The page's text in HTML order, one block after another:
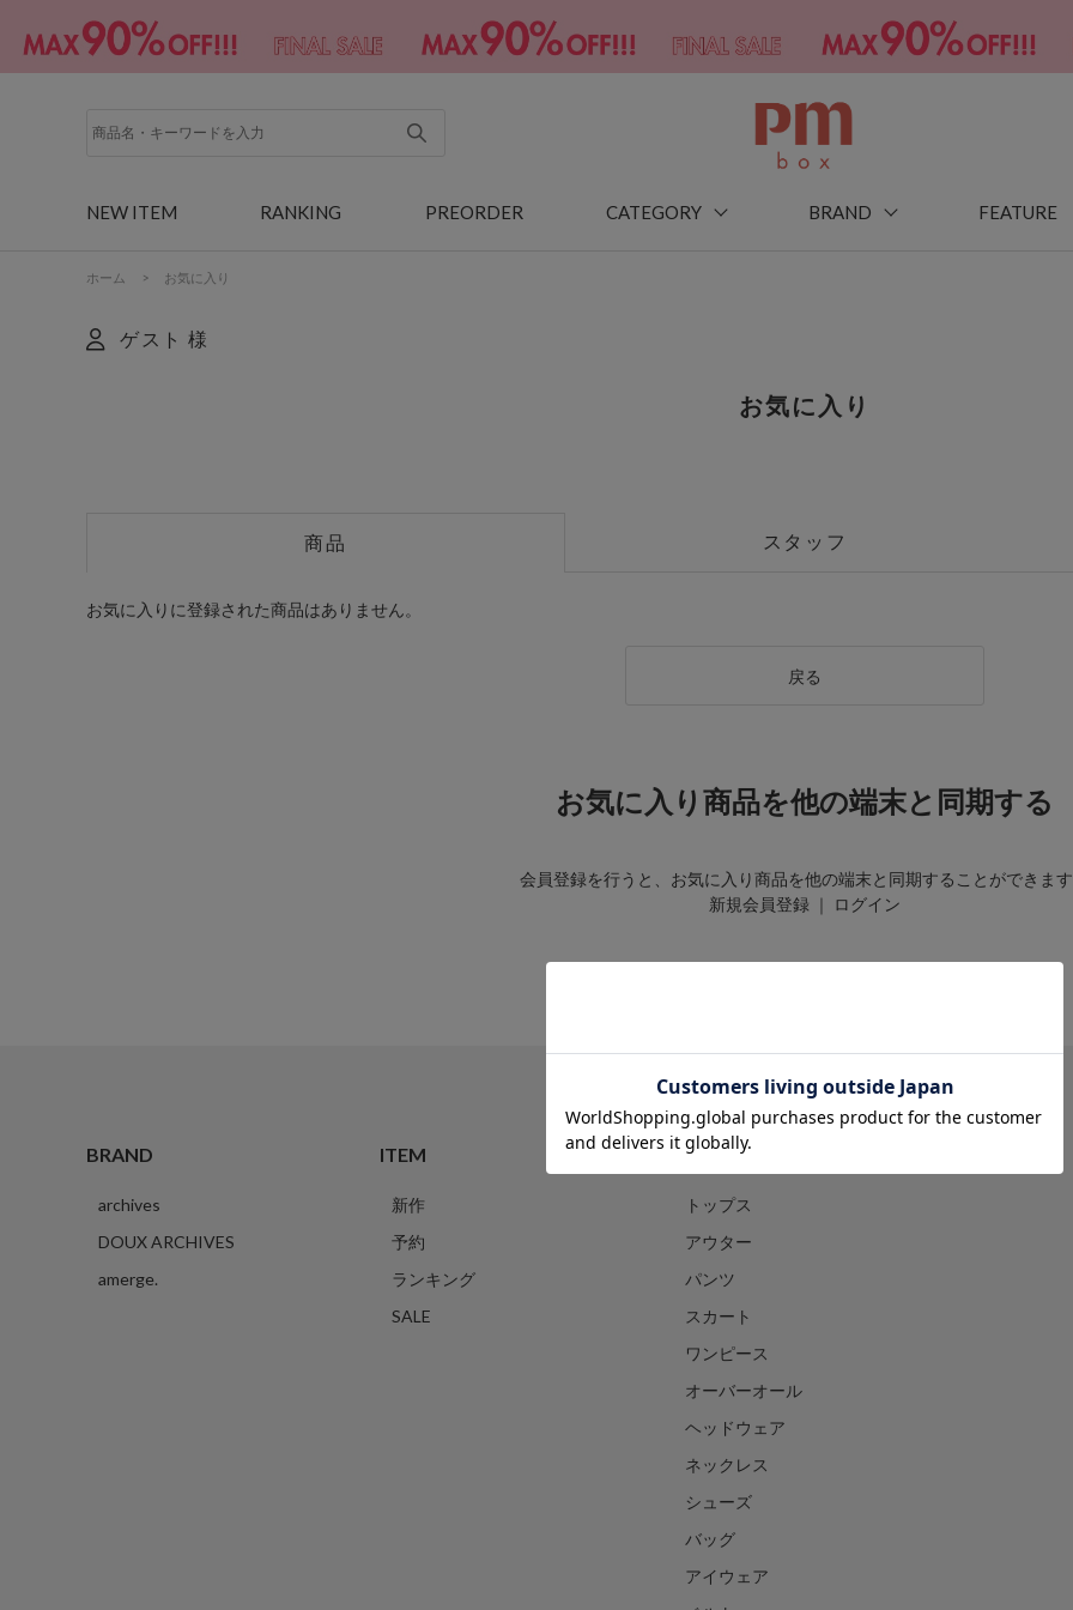
NEW ITEM RANKING PREORDER CATEGORY BRAND FEATURE
ホーム > お気に入り
ゲスト 様
お気に入り
商品 スタッフ
お気に入りに登録された商品はありません。
戻る
お気に入り商品を他の端末と同期する
会員登録を行うと、お気に入り商品を他の端末と同期することができます
新規会員登録 ｜ ログイン
BRAND
archives
DOUX ARCHIVES
amerge.
ITEM
新作
予約
ランキング
SALE
CATEGORY
トップス
アウター
パンツ
スカート
ワンピース
オーバーオール
ヘッドウェア
ネックレス
シューズ
バッグ
アイウェア